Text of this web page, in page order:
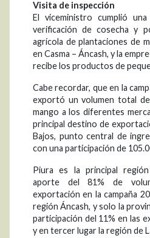
Visita de inspección
El viceministro cumplió
verificación de cosecha y
agrícola de plantaciones de
en Casma – Áncash, y la
recibe los productos de
Cabe recordar, que en la
exportó un volumen total
mango a los diferentes
principal destino de
Bajos, punto central de
con una participación de
Piura es la principal
aporte del 81% de
exportación en la campaña
región Áncash, y solo la
participación del 11% en las
y en tercer lugar la región de